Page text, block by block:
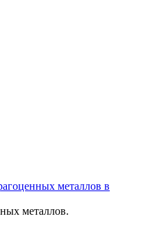
металлов в
металлов.